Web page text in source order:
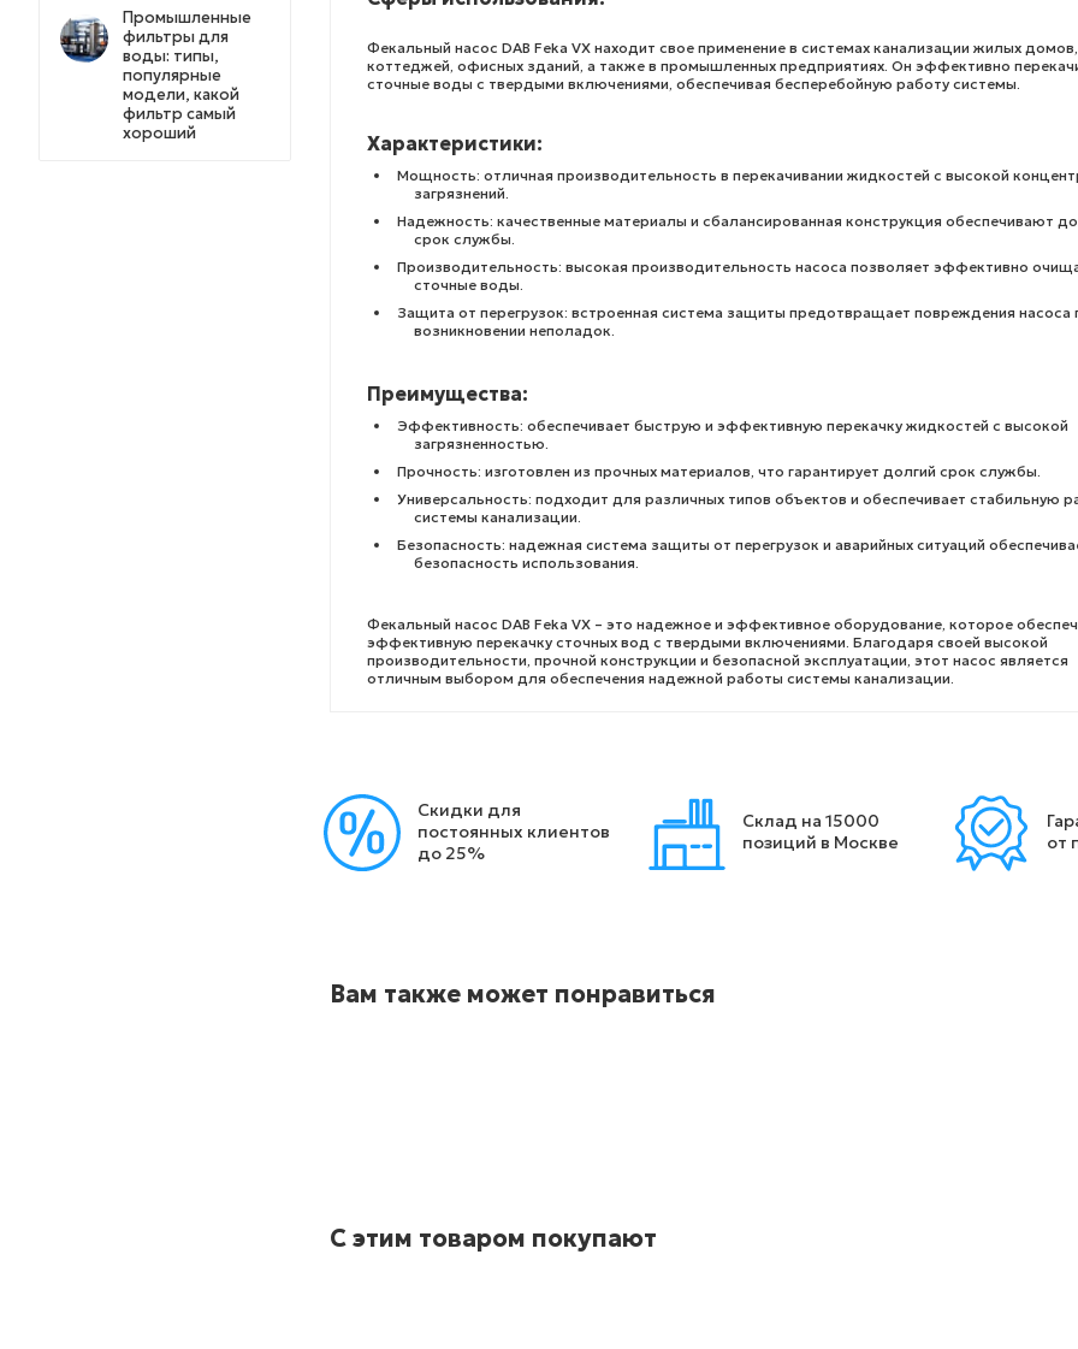
Фекальный насос DAB Feka VX находит свое применение в системах канализации жилых домов,
коттеджей, офисных зданий, а также в промышленных предприятиях. Он эффективно
сточные воды с твердыми включениями, обеспечивая бесперебойную работу системы.
Характеристики:
Мощность: отличная производительность в перекачивании жидкостей с высокой
загрязнений.
Надежность: качественные материалы и сбалансированная конструкция обеспечивают
срок службы.
Производительность: высокая производительность насоса позволяет эффективно
сточные воды.
Защита от перегрузок: встроенная система защиты предотвращает повреждения насоса
возникновении неполадок.
Преимущества:
Эффективность: обеспечивает быструю и эффективную перекачку жидкостей с высокой
загрязненностью.
Прочность: изготовлен из прочных материалов, что гарантирует долгий срок службы.
Универсальность: подходит для различных типов объектов и обеспечивает стабильную
системы канализации.
Безопасность: надежная система защиты от перегрузок и аварийных ситуаций
безопасность использования.
Фекальный насос DAB Feka VX – это надежное и эффективное оборудование, которое
эффективную перекачку сточных вод с твердыми включениями. Благодаря своей высокой
производительности, прочной конструкции и безопасной эксплуатации, этот насос является
отличным выбором для обеспечения надежной работы системы канализации.
Скидки для
постоянных клиентов
до 25%
Склад на 15000
позиций в Москве
от
Вам также может понравиться
С этим товаром покупают
Промышленные
фильтры для
воды: типы,
популярные
модели, какой
фильтр самый
хороший